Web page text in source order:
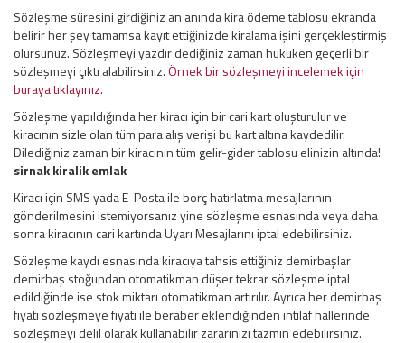
Sözleşme süresini girdiğiniz an anında kira ödeme tablosu ekranda
belirir her şey tamamsa kayıt ettiğinizde kiralama işini gerçekleştirmiş
olursunuz. Sözleşmeyi yazdır dediğiniz zaman hukuken geçerli bir
sözleşmeyi çıktı alabilirsiniz.Örnek bir sözleşmeyi incelemek için
buraya tıklayınız.
Sözleşme yapıldığında her kiracı için bir cari kart oluşturulur ve
kiracının sizle olan tüm para alış verişi bu kart altına kaydedilir.
Dilediğiniz zaman bir kiracının tüm gelir-gider tablosu elinizin altında!
sirnak kiralik emlak
Kiracı için SMS yada E-Posta ile borç hatırlatma mesajlarının
gönderilmesini istemiyorsanız yine sözleşme esnasında veya daha
sonra kiracının cari kartında Uyarı Mesajlarını iptal edebilirsiniz.
Sözleşme kaydı esnasında kiracıya tahsis ettiğiniz demirbaşlar
demirbaş stoğundan otomatikman düşer tekrar sözleşme iptal
edildiğinde ise stok miktarı otomatikman artırılır. Ayrıca her demirbaş
fiyatı sözleşmeye fiyatı ile beraber eklendiğinden ihtilaf hallerinde
sözleşmeyi delil olarak kullanabilir zararınızı tazmin edebilirsiniz.